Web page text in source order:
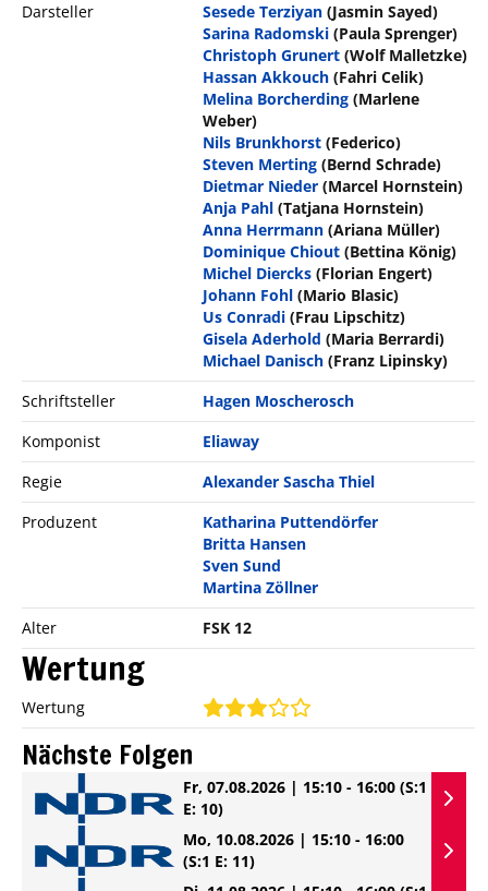
Darsteller
Sesede Terziyan (Jasmin Sayed)
Sarina Radomski (Paula Sprenger)
Christoph Grunert (Wolf Malletzke)
Hassan Akkouch (Fahri Celik)
Melina Borcherding (Marlene
Weber)
Nils Brunkhorst (Federico)
Steven Merting (Bernd Schrade)
Dietmar Nieder (Marcel Hornstein)
Anja Pahl (Tatjana Hornstein)
Anna Herrmann (Ariana Müller)
Dominique Chiout (Bettina König)
Michel Diercks (Florian Engert)
Johann Fohl (Mario Blasic)
Us Conradi (Frau Lipschitz)
Gisela Aderhold (Maria Berrardi)
Michael Danisch (Franz Lipinsky)
Schriftsteller
Hagen Moscherosch
Komponist
Eliaway
Regie
Alexander Sascha Thiel
Produzent
Katharina Puttendörfer
Britta Hansen
Sven Sund
Martina Zöllner
Alter
FSK 12
Wertung
Wertung
Nächste Folgen
Fr, 07.08.2026 | 15:10 - 16:00 (S:1
E: 10)
Mo, 10.08.2026 | 15:10 - 16:00
(S:1 E: 11)